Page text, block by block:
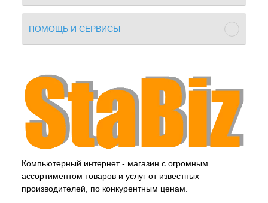
ПОМОЩЬ И СЕРВИСЫ
Компьютерный интернет - магазин с огромным
ассортиментом товаров и услуг от известных
производителей, по конкурентным ценам.